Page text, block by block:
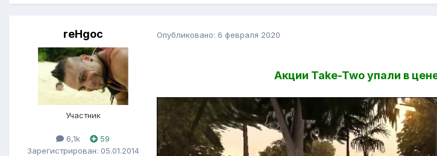
reHgoc
Участник
6,1k
59
Зарегистрирован: 05.01.2014
Опубликовано: 6 февраля 2020
Акции Take-Two упали в